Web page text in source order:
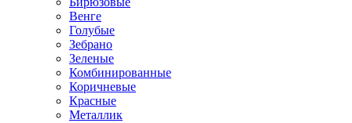
Венге
Голубые
Зебрано
Зеленые
Комбинированные
Коричневые
Красные
Металлик